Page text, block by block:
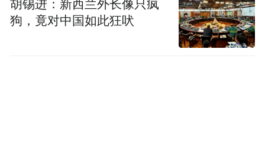
胡锡进：新西兰外长像只疯
狗，竟对中国如此狂吠